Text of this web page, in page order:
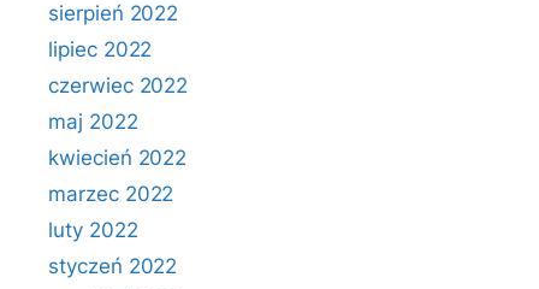
sierpień 2022
lipiec 2022
czerwiec 2022
maj 2022
kwiecień 2022
marzec 2022
luty 2022
styczeń 2022